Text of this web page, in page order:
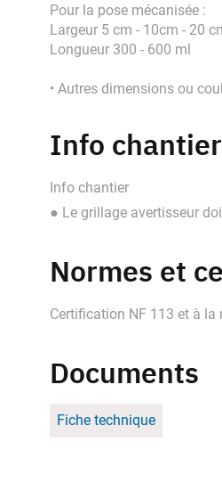
Pour la pose mécanisée :
Largeur 5 cm - 10cm - 20
Longueur 300 - 600 ml
• Autres dimensions ou
Info chantier
Info chantier
● Le grillage avertisseur
Normes et
Certification NF 113 et à la
Documents
Fiche technique